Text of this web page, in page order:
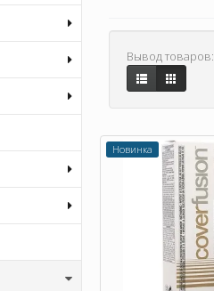
Вывод товаров:
Новинка